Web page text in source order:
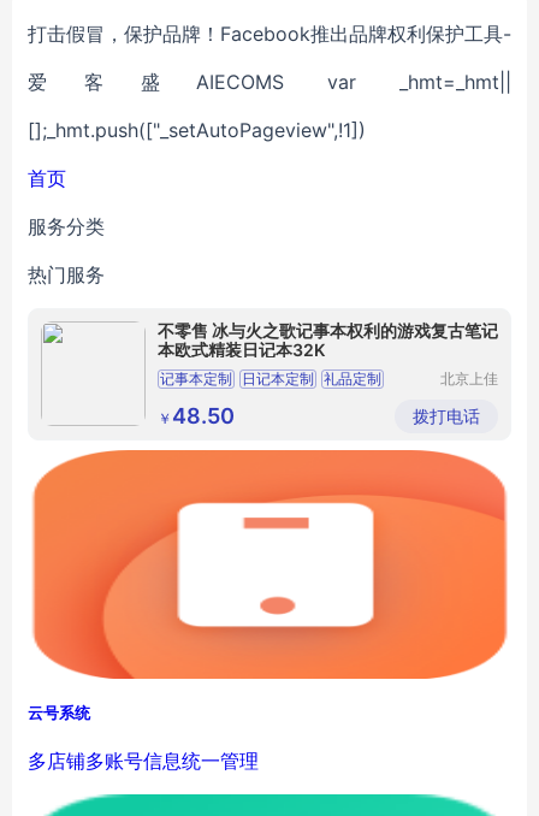
打击假冒，保护品牌！Facebook推出品牌权利保护工具-
爱客盛AIECOMS var _hmt=_hmt||
[];_hmt.push(["_setAutoPageview",!1])
首页
服务分类
热门服务
不零售 冰与火之歌记事本权利的游戏复古笔记
本欧式精装日记本32K
记事本定制 日记本定制 礼品定制
北京上佳
有限公司
￥ 48.50 拨打电话
云号系统
多店铺多账号信息统一管理